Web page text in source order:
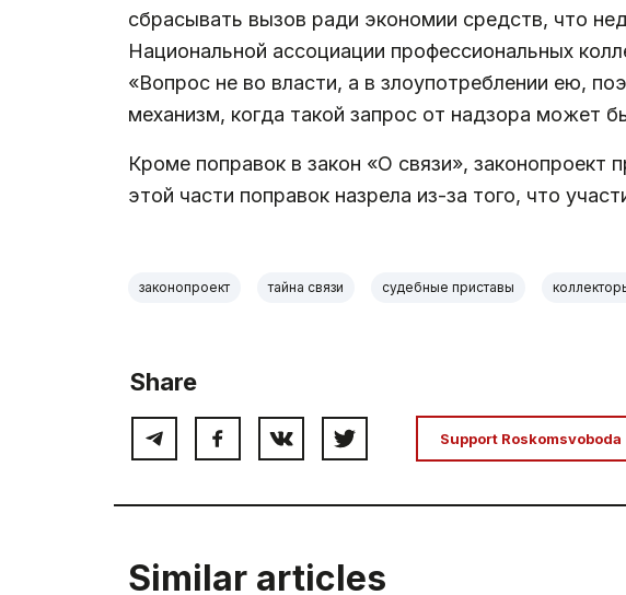
сбрасывать вызов ради экономии средств, что
Национальной ассоциации профессиональных
«Вопрос не во власти, а в злоупотреблении ею,
механизм, когда такой запрос от надзора может
Кроме поправок в закон «О связи», законопроект
этой части поправок назрела из-за того, что
законопроект тайна связи судебные приставы
Share
Support
Similar articles